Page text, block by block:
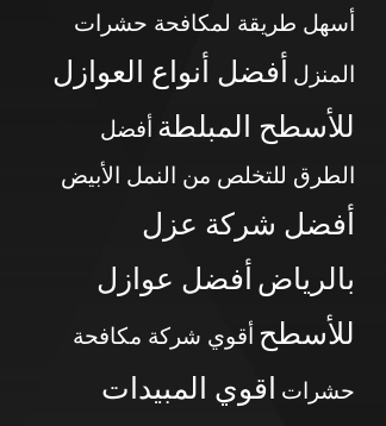
أسهل طريقة لمكافحة حشرات
المنزل
أفضل أنواع العوازل
للأسطح المبلطة أفضل
الطرق للتخلص من النمل الأبيض
أفضل شركة عزل
بالرياض أفضل عوازل
للأسطح أقوي شركة مكافحة
حشرات
اقوي المبيدات